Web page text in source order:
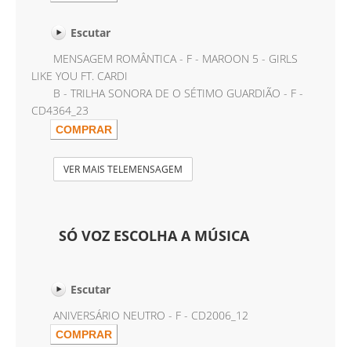
Escutar
MENSAGEM ROMÂNTICA - F - MAROON 5 - GIRLS
LIKE YOU FT. CARDI
B - TRILHA SONORA DE O SÉTIMO GUARDIÃO - F -
CD4364_23
VER MAIS TELEMENSAGEM
SÓ VOZ ESCOLHA A MÚSICA
Escutar
ANIVERSÁRIO NEUTRO - F - CD2006_12